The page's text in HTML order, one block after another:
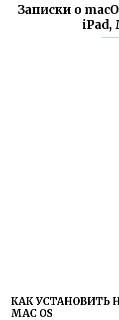
Записки о
iPad,
КАК УСТАНОВИТЬ
MAC OS